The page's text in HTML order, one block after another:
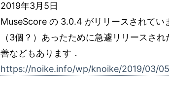
2019年3月5日
MuseScore の 3.0.4 がリリースされて
（3個？）あったために急遽リリースさ
善などもあります．
https://noike.info/wp/knoike/2019/03/